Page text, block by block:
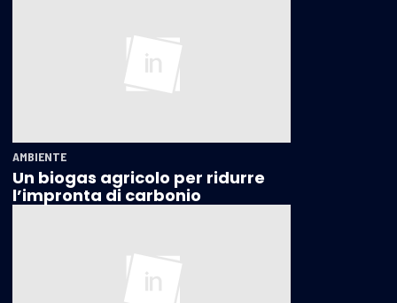
AMBIENTE
Un biogas agricolo per ridurre
l’impronta di carbonio